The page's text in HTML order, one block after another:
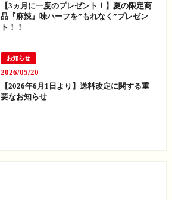
【3ヵ月に一度のプレゼント！】夏の限定商
品『麻辣』味ハーフを”もれなく”プレゼン
ト！！
お知らせ
2026/05/20
【2026年6月1日より】送料改定に関する重
要なお知らせ